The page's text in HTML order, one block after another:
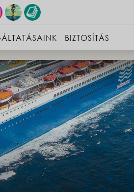
BIZTOSÍTÁS